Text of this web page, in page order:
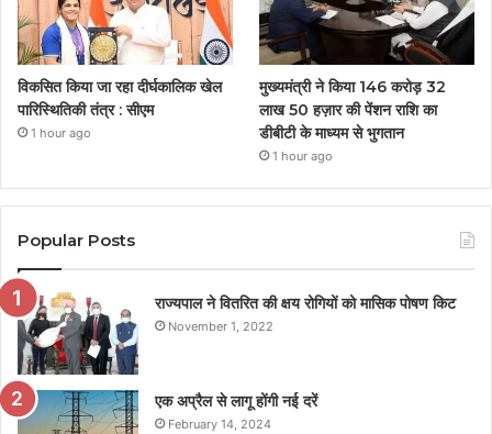
विकसित किया जा रहा दीर्घकालिक खेल
पारिस्थितिकी तंत्र : सीएम
1 hour ago
मुख्यमंत्री ने किया 146 करोड़ 32
लाख 50 हज़ार की पेंशन राशि का
डीबीटी के माध्यम से भुगतान
1 hour ago
Popular Posts
राज्यपाल ने वितरित की क्षय रोगियों को मासिक पोषण किट
November 1, 2022
एक अप्रैल से लागू होंगी नई दरें
February 14, 2024